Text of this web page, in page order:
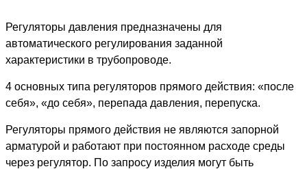
Регуляторы давления предназначены для
автоматического регулирования заданной
характеристики в трубопроводе.
4 основных типа регуляторов прямого действия: «после
себя», «до себя», перепада давления, перепуска.
Регуляторы прямого действия не являются запорной
арматурой и работают при постоянном расходе среды
через регулятор. По запросу изделия могут быть